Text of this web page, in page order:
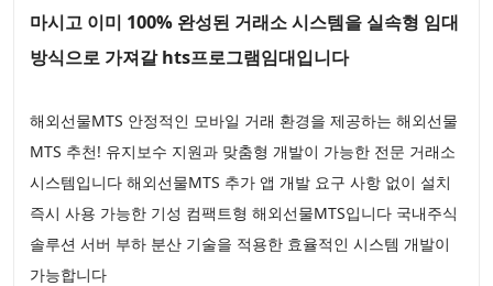
마시고 이미 100% 완성된 거래소 시스템을 실속형 임대
방식으로 가져갈 hts프로그램임대입니다
해외선물MTS 안정적인 모바일 거래 환경을 제공하는 해외선물
MTS 추천! 유지보수 지원과 맞춤형 개발이 가능한 전문 거래소
시스템입니다 해외선물MTS 추가 앱 개발 요구 사항 없이 설치
즉시 사용 가능한 기성 컴팩트형 해외선물MTS입니다 국내주식
솔루션 서버 부하 분산 기술을 적용한 효율적인 시스템 개발이
가능합니다